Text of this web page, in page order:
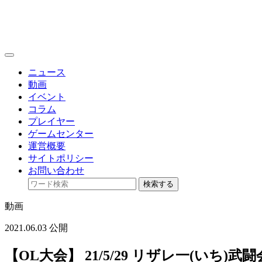
toggle
ニュース
動画
イベント
コラム
プレイヤー
ゲームセンター
運営概要
サイトポリシー
お問い合わせ
検索する
動画
2021.06.03 公開
【OL大会】 21/5/29 リザレ一(いち)武闘